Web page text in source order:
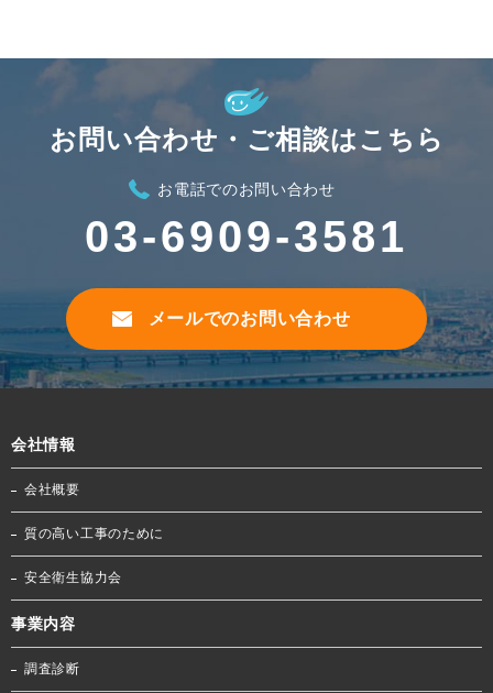
お問い合わせ・ご相談はこちら
お電話でのお問い合わせ
03-6909-3581
メールでのお問い合わせ
会社情報
会社概要
質の高い工事のために
安全衛生協力会
事業内容
調査診断